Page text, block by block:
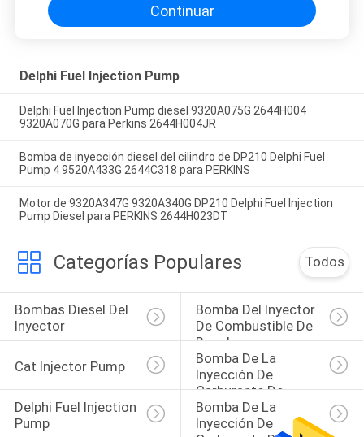
Continuar
Delphi Fuel Injection Pump
Delphi Fuel Injection Pump diesel 9320A075G 2644H004
9320A070G para Perkins 2644H004JR
Bomba de inyección diesel del cilindro de DP210 Delphi Fuel
Pump 4 9520A433G 2644C318 para PERKINS
Motor de 9320A347G 9320A340G DP210 Delphi Fuel Injection
Pump Diesel para PERKINS 2644H023DT
Categorías Populares Todos
Bombas Diesel Del
Inyector
Bomba Del Inyector
De Combustible De
Bosch
Cat Injector Pump
Bomba De La
Inyección De
Carburante De
Denso
Delphi Fuel Injection
Pump
Bomba De La
Inyección De